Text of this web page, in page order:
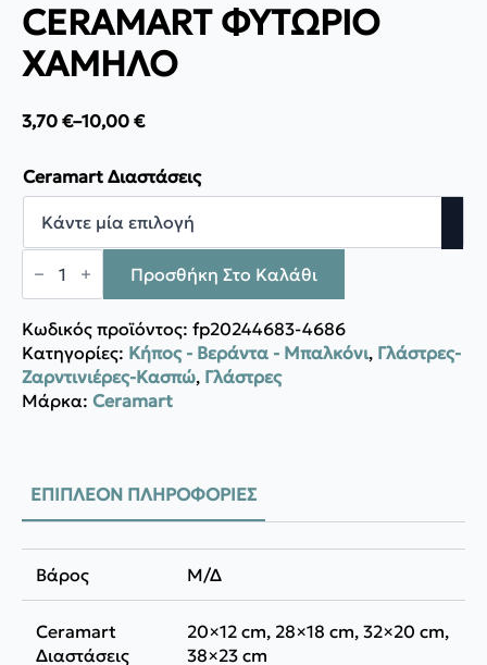
CERAMART ΦΥΤΩΡΙΟ
ΧΑΜΗΛΟ
3,70 €–10,00 €
Price
3,70 €
through
10,00 €
Ceramart Διαστάσεις
CERAMART
ΦΥΤΩΡΙΟ
ΧΑΜΗΛΟ
Προσθήκη Στο Καλάθι
Κωδικός προϊόντος: fp20244683-4686
Κατηγορίες: Κήπος - Βεράντα - Μπαλκόνι, Γλάστρες-
Ζαρντινιέρες-Κασπώ, Γλάστρες
Μάρκα: Ceramart
ΕΠΙΠΛΈΟΝ ΠΛΗΡΟΦΟΡΊΕΣ
Βάρος Μ/Δ
Ceramart
Διαστάσεις
20×12 cm, 28×18 cm, 32×20 cm,
38×23 cm